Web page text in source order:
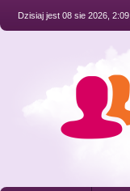
Dzisiaj jest 08 sie 2026, 2:09